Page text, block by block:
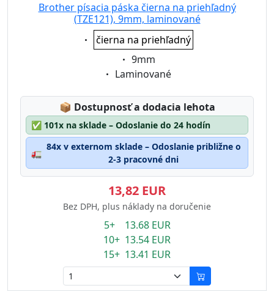
Brother písacia páska čierna na priehľadný
(TZE121), 9mm, laminované
Eigenschaft:
čierna na priehľadný
Eigenschaft:
9mm
Eigenschaft:
Laminované
📦 Lagerstatus:
Dostupnosť a dodacia lehota
✅ 101x na sklade – Odoslanie do 24 hodín
🚛
84x v externom sklade – Odoslanie približne o
2-3 pracovné dni
13,82 EUR
Bez DPH, plus náklady na doručenie
5+ 13.68 EUR
10+ 13.54 EUR
15+ 13.41 EUR